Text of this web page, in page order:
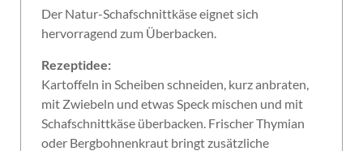
Der Natur-Schafschnittkäse eignet sich
hervorragend zum Überbacken.
Rezeptidee:
Kartoffeln in Scheiben schneiden, kurz anbraten,
mit Zwiebeln und etwas Speck mischen und mit
Schafschnittkäse überbacken. Frischer Thymian
oder Bergbohnenkraut bringt zusätzliche